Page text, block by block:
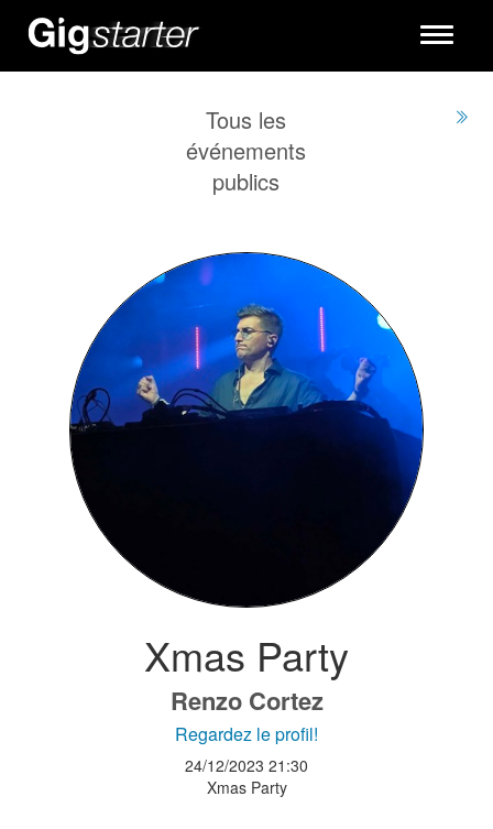
Toggle
Tous les
événements
publics
Xmas Party
Renzo Cortez
Regardez le profil!
24/12/2023 21:30
Xmas Party